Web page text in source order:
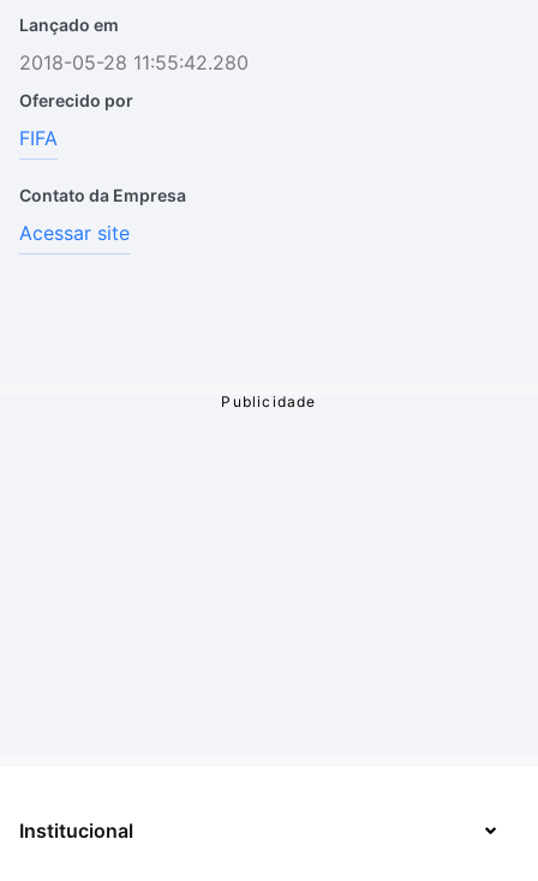
Lançado em
2018-05-28 11:55:42.280
Oferecido por
FIFA
Contato da Empresa
Acessar site
Institucional